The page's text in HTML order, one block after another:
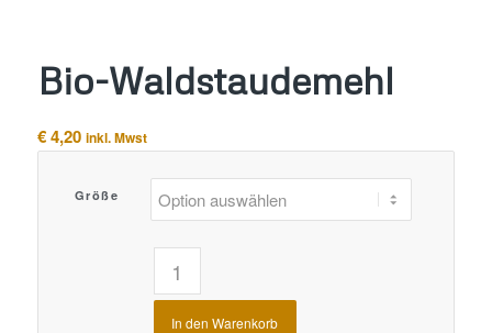
Bio-Waldstaudemehl
€4,20 inkl. Mwst
Größe
In den Warenkorb